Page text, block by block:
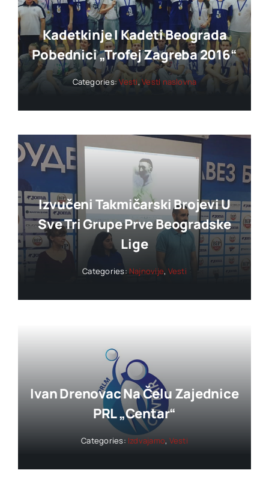
Kadetkinje I Kadeti Beograda
Pobednici „trofej Zagreba 2016“
Categories:Vesti,Vesti naslovna
Izvučeni Takmičarski Brojevi U
Sve Tri Grupe Prve Beogradske
Lige
Categories: Najnovije, Vesti
Ivan Drenovac Na Čelu Zajednice
PRL „Centar“
Categories: Izdvajamo, Vesti